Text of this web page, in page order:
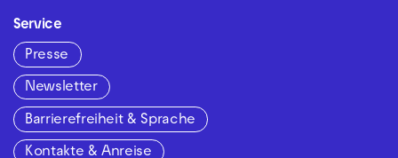
Service
Presse
Newsletter
Barrierefreiheit & Sprache
Kontakte & Anreise